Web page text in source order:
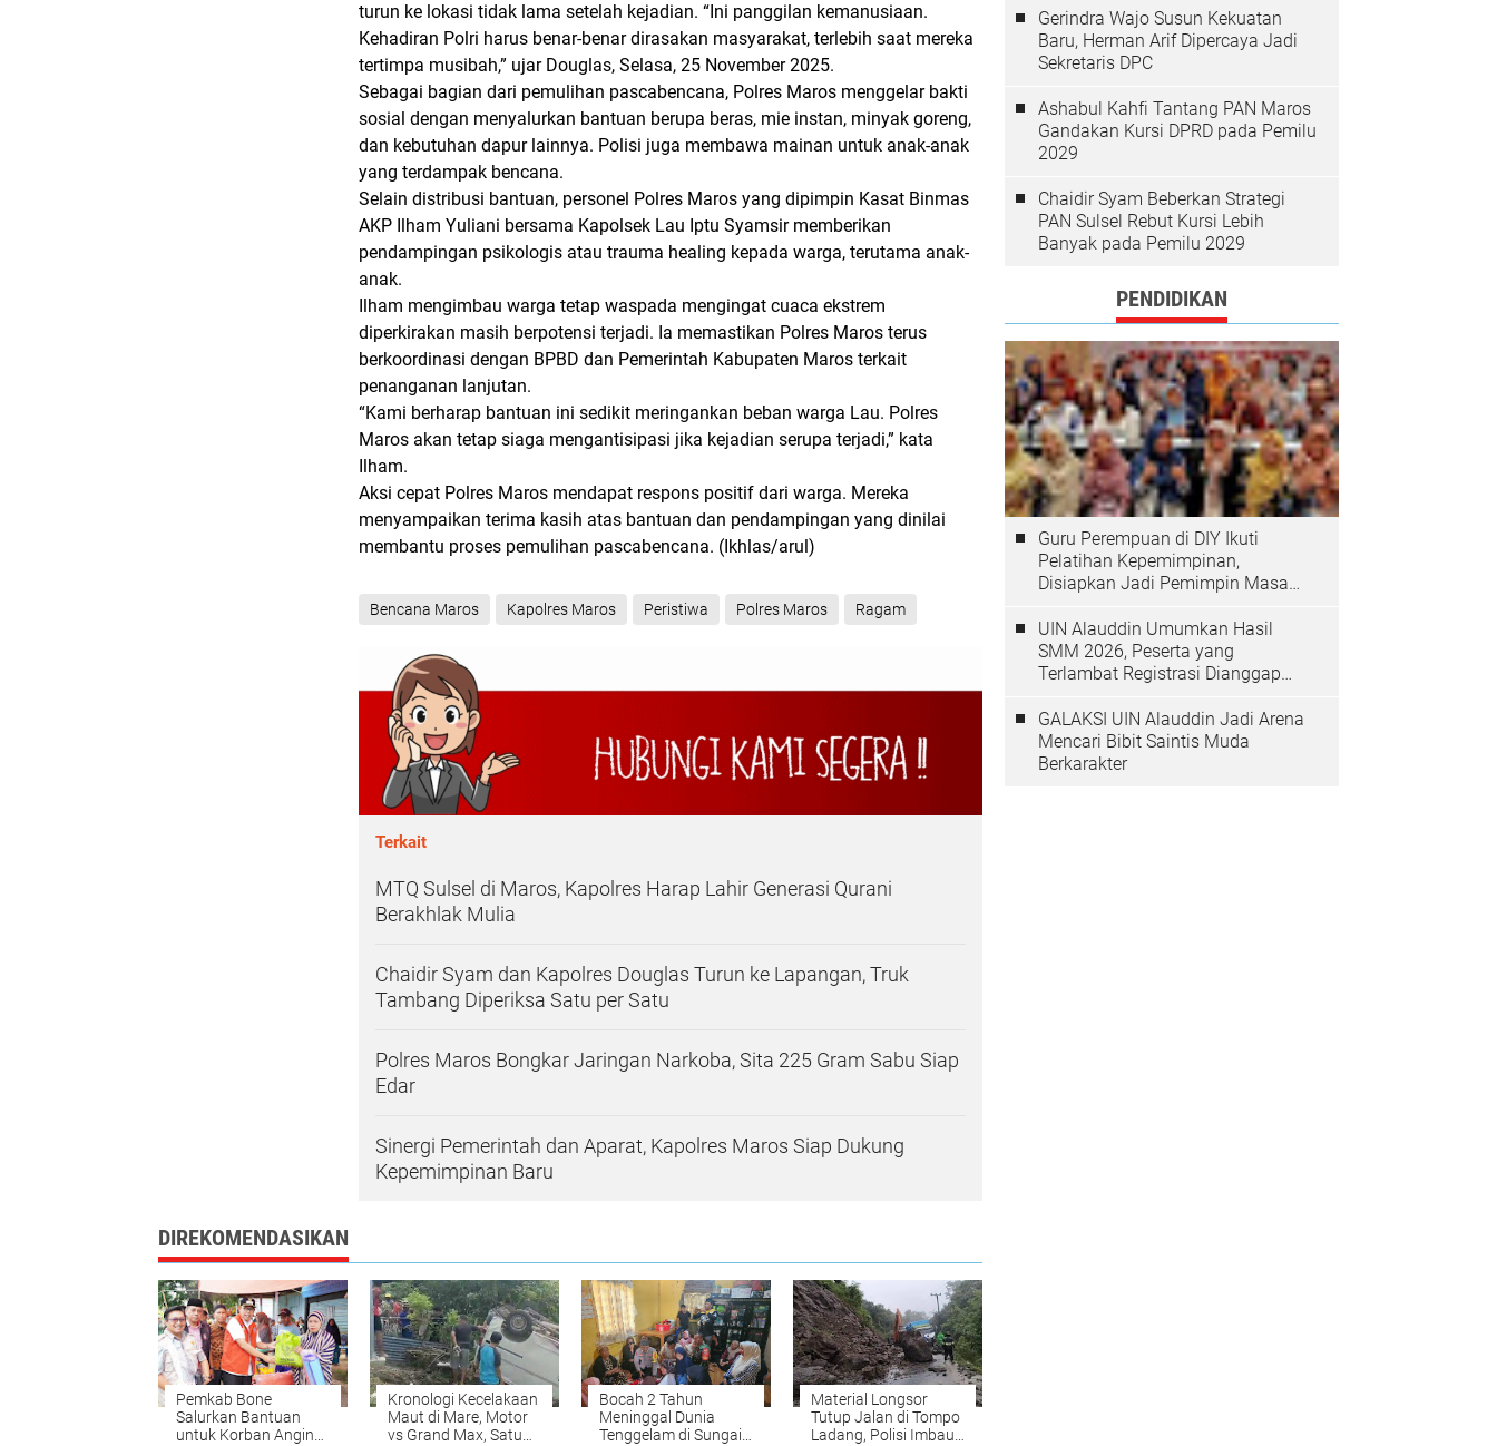
turun ke lokasi tidak lama setelah kejadian. “Ini panggilan kemanusiaan.
Kehadiran Polri harus benar-benar dirasakan masyarakat, terlebih saat mereka
tertimpa musibah,” ujar Douglas, Selasa, 25 November 2025.
Sebagai bagian dari pemulihan pascabencana, Polres Maros menggelar bakti
sosial dengan menyalurkan bantuan berupa beras, mie instan, minyak goreng,
dan kebutuhan dapur lainnya. Polisi juga membawa mainan untuk anak-anak
yang terdampak bencana.
Selain distribusi bantuan, personel Polres Maros yang dipimpin Kasat Binmas
AKP Ilham Yuliani bersama Kapolsek Lau Iptu Syamsir memberikan
pendampingan psikologis atau trauma healing kepada warga, terutama anak-
anak.
Ilham mengimbau warga tetap waspada mengingat cuaca ekstrem
diperkirakan masih berpotensi terjadi. Ia memastikan Polres Maros terus
berkoordinasi dengan BPBD dan Pemerintah Kabupaten Maros terkait
penanganan lanjutan.
“Kami berharap bantuan ini sedikit meringankan beban warga Lau. Polres
Maros akan tetap siaga mengantisipasi jika kejadian serupa terjadi,” kata
Ilham.
Aksi cepat Polres Maros mendapat respons positif dari warga. Mereka
menyampaikan terima kasih atas bantuan dan pendampingan yang dinilai
membantu proses pemulihan pascabencana. (Ikhlas/arul)
Bencana Maros Kapolres Maros Peristiwa Polres Maros Ragam
Terkait
MTQ Sulsel di Maros, Kapolres Harap Lahir Generasi Qurani
Berakhlak Mulia
Chaidir Syam dan Kapolres Douglas Turun ke Lapangan, Truk
Tambang Diperiksa Satu per Satu
Polres Maros Bongkar Jaringan Narkoba, Sita 225 Gram Sabu Siap
Edar
Sinergi Pemerintah dan Aparat, Kapolres Maros Siap Dukung
Kepemimpinan Baru
DIREKOMENDASIKAN
Pemkab Bone
Salurkan Bantuan
untuk Korban Angin
Kronologi Kecelakaan
Maut di Mare, Motor
vs Grand Max, Satu
Bocah 2 Tahun
Meninggal Dunia
Tenggelam di Sungai
Material Longsor
Tutup Jalan di Tompo
Ladang, Polisi Imbau
Gerindra Wajo Susun Kekuatan
Baru, Herman Arif Dipercaya Jadi
Sekretaris DPC
Ashabul Kahfi Tantang PAN Maros
Gandakan Kursi DPRD pada Pemilu
2029
Chaidir Syam Beberkan Strategi
PAN Sulsel Rebut Kursi Lebih
Banyak pada Pemilu 2029
PENDIDIKAN
Guru Perempuan di DIY Ikuti
Pelatihan Kepemimpinan,
Disiapkan Jadi Pemimpin Masa
UIN Alauddin Umumkan Hasil
SMM 2026, Peserta yang
Terlambat Registrasi Dianggap
GALAKSI UIN Alauddin Jadi Arena
Mencari Bibit Saintis Muda
Berkarakter